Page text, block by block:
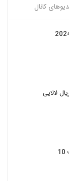
کانال